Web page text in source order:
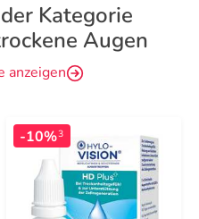
Kategorie
Augen
anzeigen
-10%3